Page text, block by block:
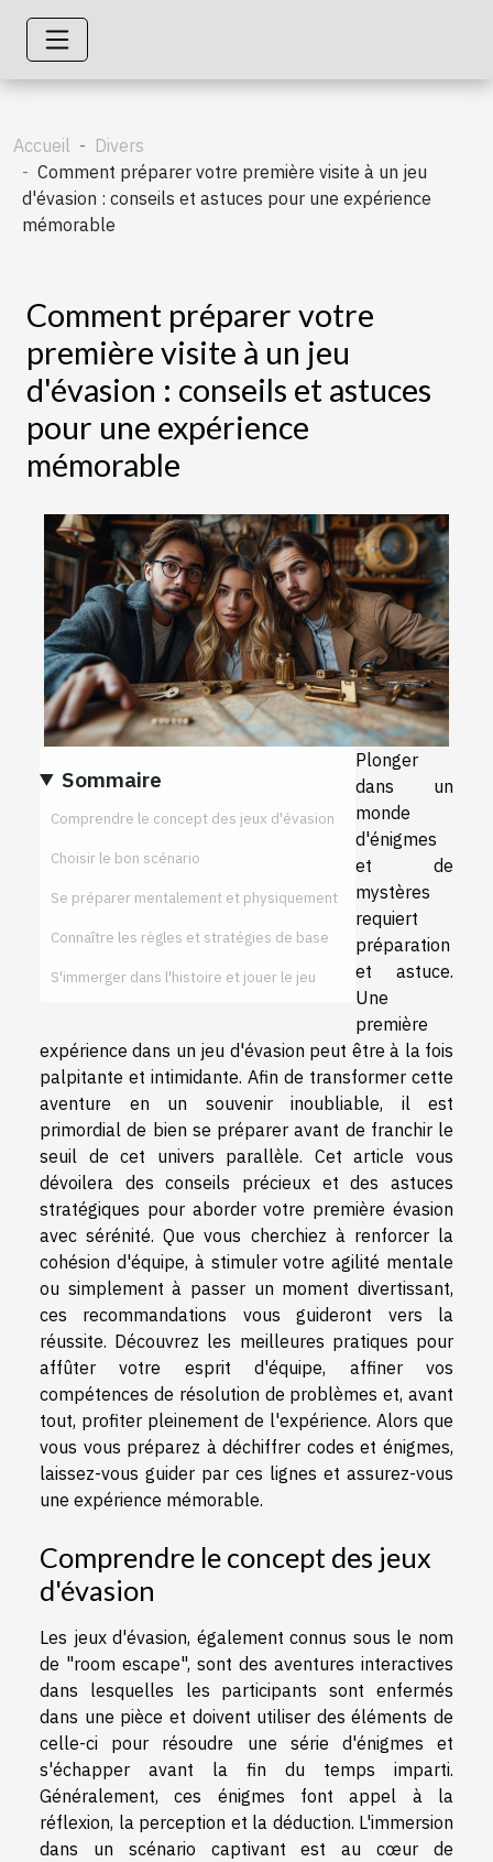
Accueil
Divers
Comment préparer votre première visite à un jeu
d'évasion : conseils et astuces pour une expérience
mémorable
Comment préparer votre
première visite à un jeu
d'évasion : conseils et astuces
pour une expérience
mémorable
Sommaire
Comprendre le concept des jeux d'évasion
Choisir le bon scénario
Se préparer mentalement et physiquement
Connaître les règles et stratégies de base
S'immerger dans l'histoire et jouer le jeu
Plonger
dans un
monde
d'énigmes
et de
mystères
requiert
préparation
et astuce.
Une
première
expérience dans un jeu d'évasion peut être à la fois
palpitante et intimidante. Afin de transformer cette
aventure en un souvenir inoubliable, il est
primordial de bien se préparer avant de franchir le
seuil de cet univers parallèle. Cet article vous
dévoilera des conseils précieux et des astuces
stratégiques pour aborder votre première évasion
avec sérénité. Que vous cherchiez à renforcer la
cohésion d'équipe, à stimuler votre agilité mentale
ou simplement à passer un moment divertissant,
ces recommandations vous guideront vers la
réussite. Découvrez les meilleures pratiques pour
affûter votre esprit d'équipe, affiner vos
compétences de résolution de problèmes et, avant
tout, profiter pleinement de l'expérience. Alors que
vous vous préparez à déchiffrer codes et énigmes,
laissez-vous guider par ces lignes et assurez-vous
une expérience mémorable.
Comprendre le concept des jeux
d'évasion
Les jeux d'évasion, également connus sous le nom
de "room escape", sont des aventures interactives
dans lesquelles les participants sont enfermés
dans une pièce et doivent utiliser des éléments de
celle-ci pour résoudre une série d'énigmes et
s'échapper avant la fin du temps imparti.
Généralement, ces énigmes font appel à la
réflexion, la perception et la déduction. L'immersion
dans un scénario captivant est au cœur de